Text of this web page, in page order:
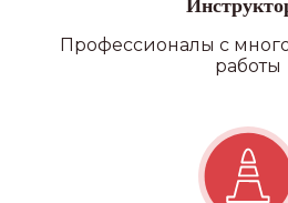
Профессионалы с
работы